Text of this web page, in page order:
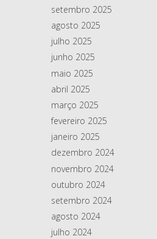
setembro 2025
agosto 2025
julho 2025
junho 2025
maio 2025
abril 2025
março 2025
fevereiro 2025
janeiro 2025
dezembro 2024
novembro 2024
outubro 2024
setembro 2024
agosto 2024
julho 2024